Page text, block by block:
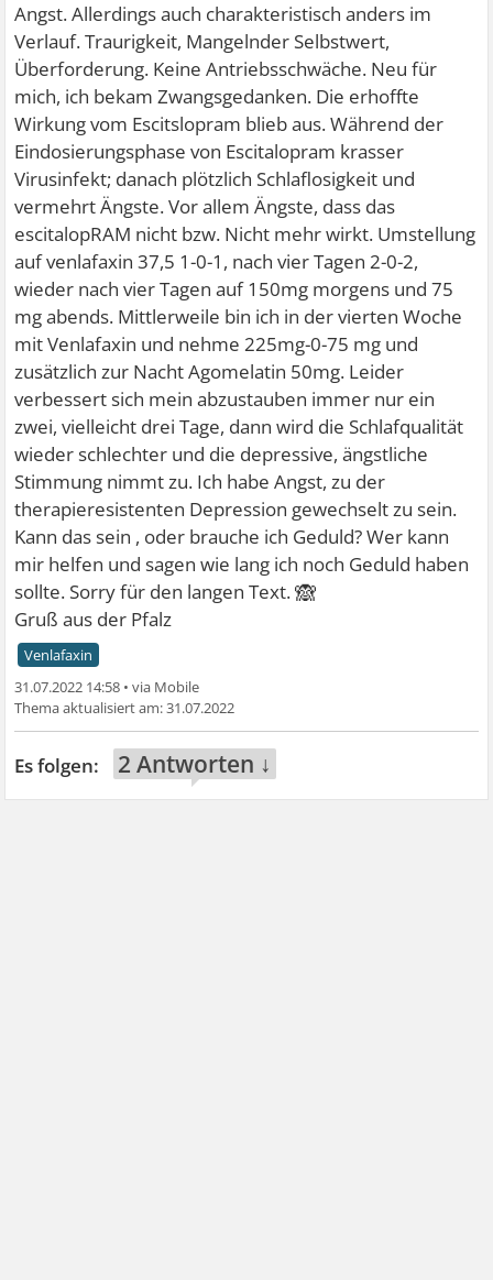
Angst. Allerdings auch charakteristisch anders im
Verlauf. Traurigkeit, Mangelnder Selbstwert,
Überforderung. Keine Antriebsschwäche. Neu für
mich, ich bekam Zwangsgedanken. Die erhoffte
Wirkung vom Escitslopram blieb aus. Während der
Eindosierungsphase von Escitalopram krasser
Virusinfekt; danach plötzlich Schlaflosigkeit und
vermehrt Ängste. Vor allem Ängste, dass das
escitalopRAM nicht bzw. Nicht mehr wirkt. Umstellung
auf venlafaxin 37,5 1-0-1, nach vier Tagen 2-0-2,
wieder nach vier Tagen auf 150mg morgens und 75
mg abends. Mittlerweile bin ich in der vierten Woche
mit Venlafaxin und nehme 225mg-0-75 mg und
zusätzlich zur Nacht Agomelatin 50mg. Leider
verbessert sich mein abzustauben immer nur ein
zwei, vielleicht drei Tage, dann wird die Schlafqualität
wieder schlechter und die depressive, ängstliche
Stimmung nimmt zu. Ich habe Angst, zu der
therapieresistenten Depression gewechselt zu sein.
Kann das sein , oder brauche ich Geduld? Wer kann
mir helfen und sagen wie lang ich noch Geduld haben
sollte. Sorry für den langen Text.🙈
Gruß aus der Pfalz
Venlafaxin
31.07.2022 14:58 •
31.07.2022
2 Antworten ↓